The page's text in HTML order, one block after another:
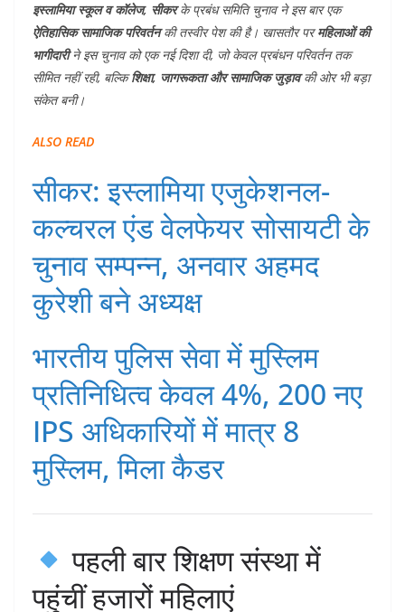
इस्लामिया स्कूल व कॉलेज, सीकरके प्रबंध समिति चुनाव ने इस बार एक
ऐतिहासिक सामाजिक परिवर्तनकी तस्वीर पेश की है। खासतौर परमहिलाओं की
भागीदारीने इस चुनाव को एक नई दिशा दी, जो केवल प्रबंधन परिवर्तन तक
सीमित नहीं रही, बल्किशिक्षा, जागरूकता और सामाजिक जुड़ावकी ओर भी बड़ा
संकेत बनी।
ALSO READ
सीकर: इस्लामिया एजुकेशनल-
कल्चरल एंड वेलफेयर सोसायटी के
चुनाव सम्पन्न, अनवार अहमद
कुरेशी बने अध्यक्ष
भारतीय पुलिस सेवा में मुस्लिम
प्रतिनिधित्व केवल 4%, 200 नए
IPS अधिकारियों में मात्र 8
मुस्लिम, मिला कैडर
पहली बार शिक्षण संस्था में
पहुंचीं हजारों महिलाएं